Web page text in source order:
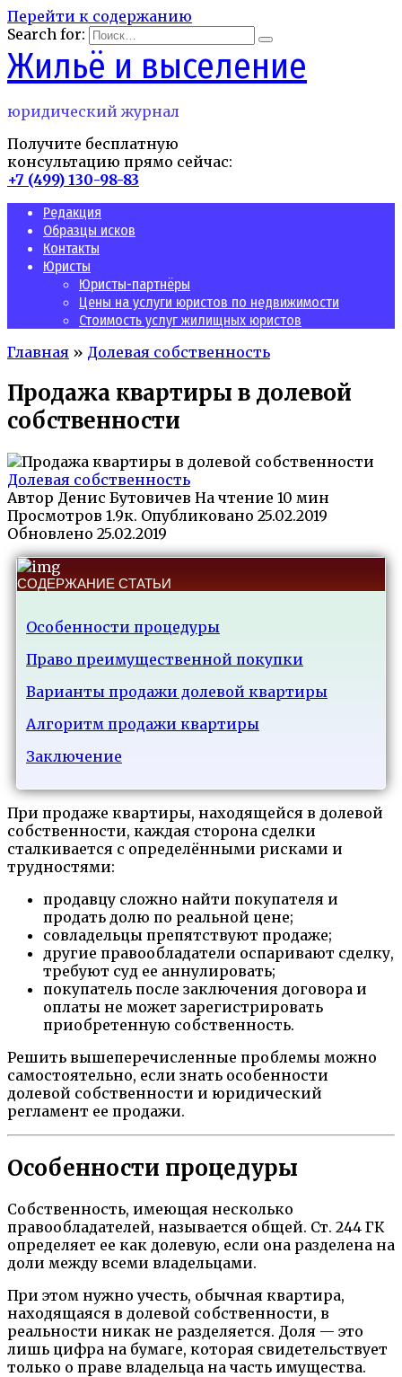
Перейти к содержанию
Search for:
Жильё и выселение
юридический журнал
Получите бесплатную
консультацию прямо сейчас:
+7 (499) 130-98-83
Редакция
Образцы исков
Контакты
Юристы
Юристы-партнёры
Цены на услуги юристов по недвижимости
Стоимость услуг жилищных юристов
Главная » Долевая собственность
Продажа квартиры в долевой
собственности
Долевая собственность
Автор Денис Бутовичев На чтение 10 мин
Просмотров 1.9к. Опубликовано 25.02.2019
Обновлено 25.02.2019
СОДЕРЖАНИЕ СТАТЬИ
Особенности процедуры
Право преимущественной покупки
Варианты продажи долевой квартиры
Алгоритм продажи квартиры
Заключение
При продаже квартиры, находящейся в долевой
собственности, каждая сторона сделки
сталкивается с определёнными рисками и
трудностями:
продавцу сложно найти покупателя и
продать долю по реальной цене;
совладельцы препятствуют продаже;
другие правообладатели оспаривают сделку,
требуют суд ее аннулировать;
покупатель после заключения договора и
оплаты не может зарегистрировать
приобретенную собственность.
Решить вышеперечисленные проблемы можно
самостоятельно, если знать особенности
долевой собственности и юридический
регламент ее продажи.
Особенности процедуры
Собственность, имеющая несколько
правообладателей, называется общей. Ст. 244 ГК
определяет ее как долевую, если она разделена на
доли между всеми владельцами.
При этом нужно учесть, обычная квартира,
находящаяся в долевой собственности, в
реальности никак не разделяется. Доля — это
лишь цифра на бумаге, которая свидетельствует
только о праве владельца на часть имущества.